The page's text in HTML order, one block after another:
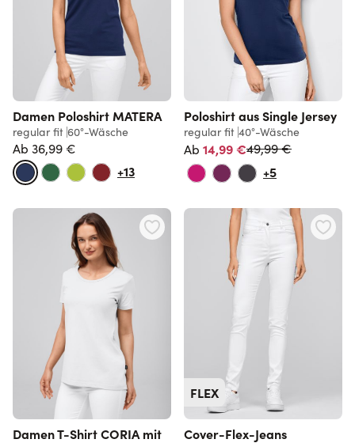
Damen Poloshirt MATERA
regular fit 60°-Wäsche
Ab 36,99 €
+13
Poloshirt aus Single Jersey
regular fit 40°-Wäsche
Ab 14,99 €Normalpreis
49,99 €
+5
Damen T-Shirt CORIA mit
FLEX
Cover-Flex-Jeans